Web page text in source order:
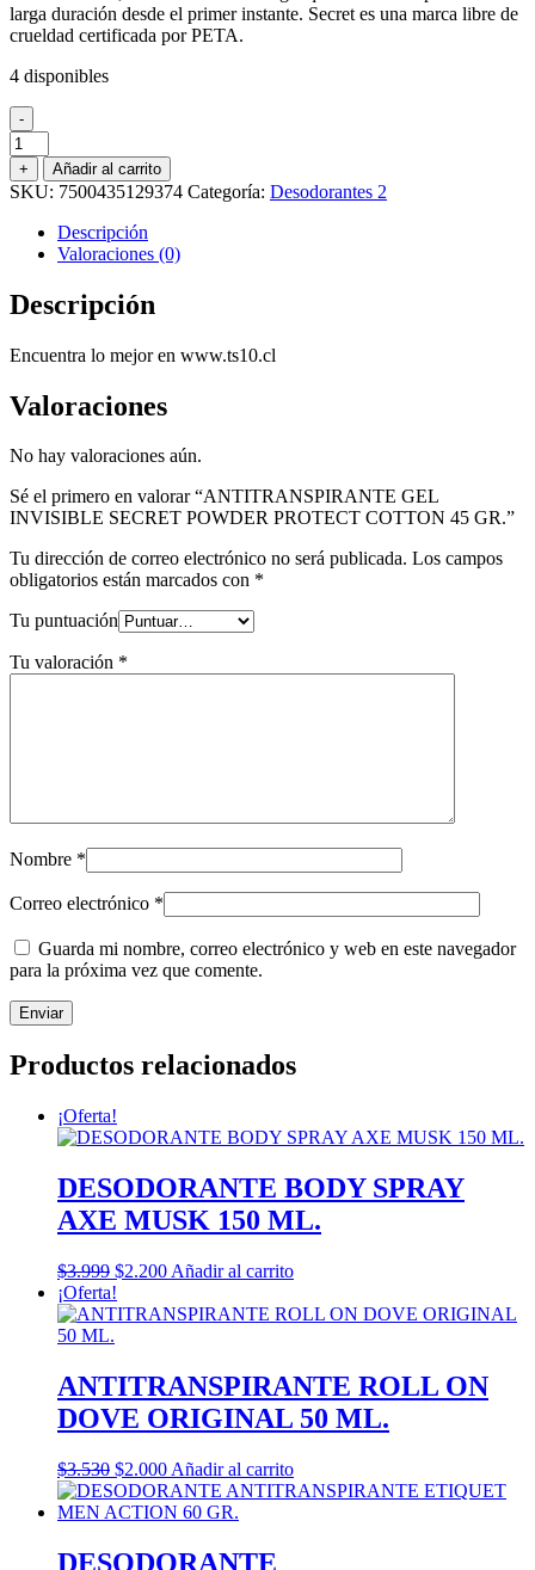
$4.290.$2.500.
larga duración desde el primer instante. Secret es una marca libre de
crueldad certificada por PETA.
4 disponibles
-
ANTITRANSPIRANTE
GEL
INVISIBLE
SECRET
POWDER
PROTECT
COTTON
45
GR.
+ Añadir al carrito
SKU: 7500435129374 Categoría: Desodorantes 2
Descripción
Valoraciones (0)
Descripción
Encuentra lo mejor en www.ts10.cl
Valoraciones
No hay valoraciones aún.
Sé el primero en valorar “ANTITRANSPIRANTE GEL
INVISIBLE SECRET POWDER PROTECT COTTON 45 GR.”
Tu dirección de correo electrónico no será publicada. Los campos
obligatorios están marcados con *
Tu puntuación
Tu valoración *
Nombre *
Correo electrónico *
Guarda mi nombre, correo electrónico y web en este navegador
para la próxima vez que comente.
Productos relacionados
¡Oferta!
DESODORANTE BODY SPRAY
AXE MUSK 150 ML.
$3.999 El
precio
original
$2.200El
actual
Añadir al carrito
¡Oferta!
ANTITRANSPIRANTE ROLL ON
DOVE ORIGINAL 50 ML.
$3.530 El
precio
original
$3.530.
$2.000El
precio
actual
$2.000.
Añadir al carrito
DESODORANTE